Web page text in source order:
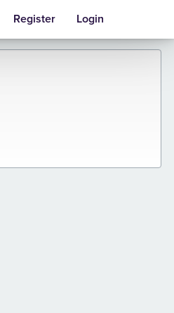
Register Login